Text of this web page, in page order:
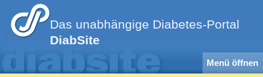
Das unabhängige Diabetes-Portal
DiabSite
Menü öffnen